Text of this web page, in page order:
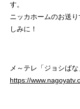
す。
ニッカホームのお送
しみに！
メ～テレ「ジョシばな
https://